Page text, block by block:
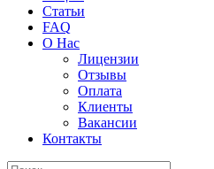
Статьи
FAQ
О Нас
Лицензии
Отзывы
Оплата
Клиенты
Вакансии
Контакты